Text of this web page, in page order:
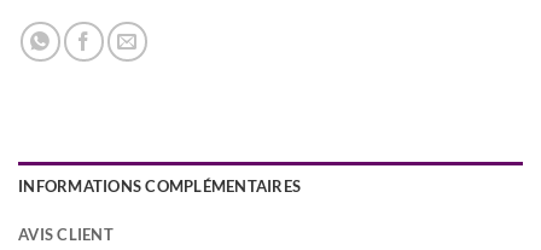
INFORMATIONS COMPLÉMENTAIRES
AVIS CLIENT